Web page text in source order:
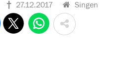
27.12.2017 Singen